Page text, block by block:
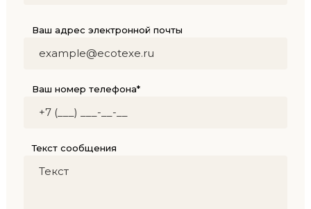
Ваш адрес электронной почты
Ваш номер телефона*
Текст сообщения